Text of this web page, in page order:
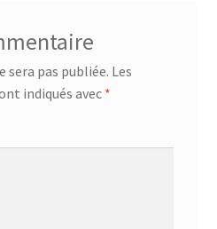
sera pas publiée. Les
indiqués avec *